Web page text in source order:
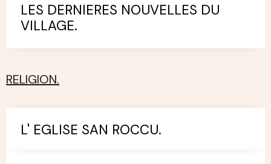
LES DERNIERES NOUVELLES DU
VILLAGE.
RELIGION.
L' EGLISE SAN ROCCU.